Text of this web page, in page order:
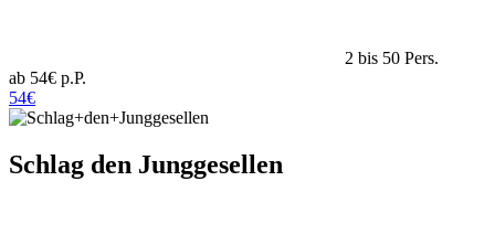
2 bis 50 Pers.
ab 54€ p.P.
54€
Schlag den Junggesellen